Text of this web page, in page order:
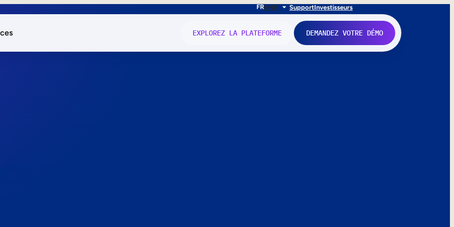
FRENIT SupportInvestisseurs
EXPLOREZ LA PLATEFORME DEMANDEZ VOTRE DÉMO